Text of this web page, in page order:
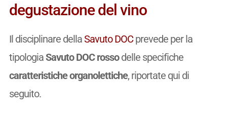
degustazione del vino
Il disciplinare dellaSavuto DOCprevede per la
tipologiaSavuto DOC rossodelle specifiche
caratteristiche organolettiche, riportate qui di
seguito.